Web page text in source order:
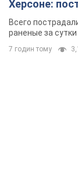
Херсоне:
Всего
раненые за сутки
7 годин тому